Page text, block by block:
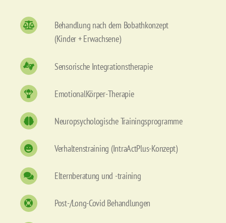
Behandlung nach dem Bobathkonzept
(Kinder + Erwachsene)
Sensorische Integrationstherapie
EmotionalKörper-Therapie
Neuropsychologische Trainingsprogramme
Verhaltenstraining (IntraActPlus-Konzept)
Elternberatung und -training
Post-/Long-Covid Behandlungen